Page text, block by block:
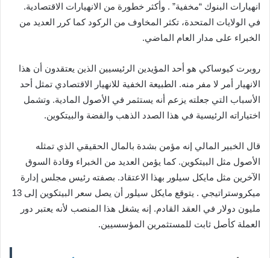
انهيارات البنوك “مخفية” . وأكثر خطورة من الانهيارات الاقتصادية.
في الولايات المتحدة، تكثر المخاوف من الركود كما كرر العديد من
الخبراء على مدار العام الماضي.
روبرت كيوساكي هو أحد المؤيدين الرئيسيين الذين يعتقدون أن هذا
الانهيار أمر لا مفر منه. الطبيعة الخفية للانهيار الاقتصادي تمثل أحد
الأسباب التي جعلته يزعم أنه يستثمر في الأصول المادية. وتشمل
اختياراته الرئيسية في هذا الصدد الذهب والفضة والبيتكوين.
قال الخبير المالي إنه مؤمن بشدة بالمال الحقيقي الذي تمثله
الأصول مثل البيتكوين. كما يؤمن العديد من الخبراء وقادة السوق
الآخرين مثل مايكل سيلور بهذا الاعتقاد. بصفته رئيس مجلس إدارة
ميكروستراتيجي . يتوقع مايكل سيلور أن يصل سعر البيتكوين إلى 13
مليون دولار في العقد القادم. إنه يشغل هذا المنصب لأنه يعتبر دور
العملة كأصل ثابت للمستثمرين المؤسسيين.